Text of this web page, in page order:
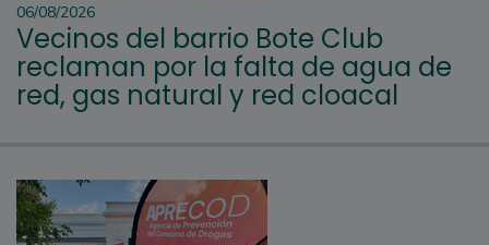
06/08/2026
Vecinos del barrio Bote Club
reclaman por la falta de agua de
red, gas natural y red cloacal